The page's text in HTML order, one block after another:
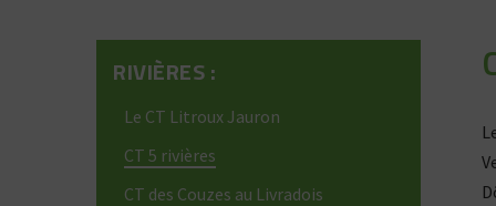
RIVIÈRES :
Le CT Litroux Jauron
CT 5 rivières
CT des Couzes au Livradois